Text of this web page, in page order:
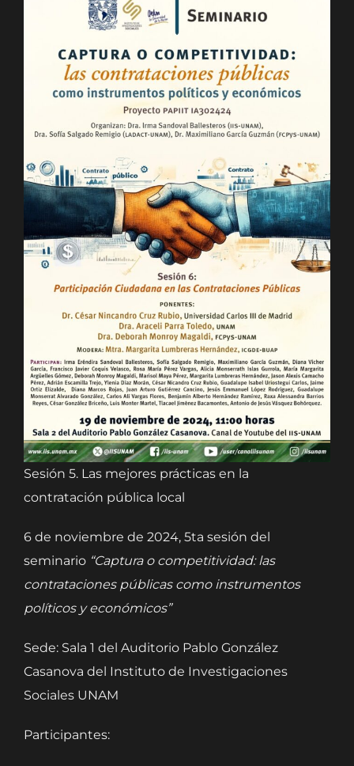
Sesión 5. Las mejores prácticas en la
contratación pública local
6 de noviembre de 2024, 5ta sesión del
seminario “Captura o competitividad: las
contrataciones públicas como instrumentos
políticos y económicos”
Sede: Sala 1 del Auditorio Pablo González
Casanova del Instituto de Investigaciones
Sociales UNAM
Participantes: